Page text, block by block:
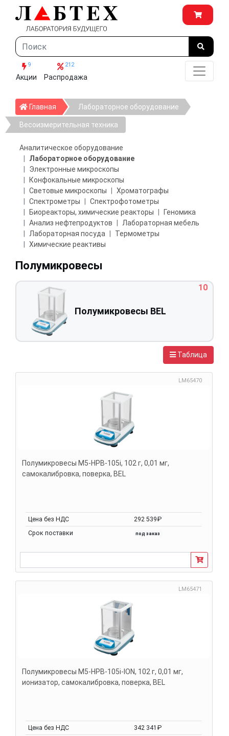
9
Акции
212
Распродажа
Главная ГлавнаяЛабораторное оборудование
Весоизмерительная техника
Аналитическое оборудование
Лабораторное оборудование
Электронные микроскопы
Конфокальные микроскопы
Световые микроскопы
Хроматографы
Спектрометры
Спектрофотометры
Биореакторы, химические реакторы
Геномика
Анализ нефтепродуктов
Лабораторная мебель
Лабораторная посуда
Термометры
Химические реактивы
Полумикровесы
Полумикровесы BEL
10
Таблица
LM65470
Полумикровесы M5-HPB-105i, 102 г, 0,01 мг,
самокалибровка, поверка, BEL
Цена без НДС
292 539₽
Срок поставки
под заказ
LM65471
Полумикровесы M5-HPB-105i-ION, 102 г, 0,01 мг,
ионизатор, самокалибровка, поверка, BEL
Цена без НДС
342 341₽